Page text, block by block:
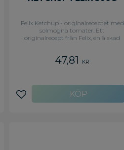
Felix Ketchup - originalreceptet med
solmogna tomater. Ett
originalrecept från Felix, en älskad
47,81 KR
Lägg till i favoriter